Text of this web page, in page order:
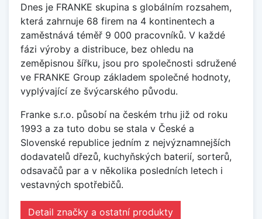
Dnes je FRANKE skupina s globálním rozsahem,
která zahrnuje 68 firem na 4 kontinentech a
zaměstnává téměř 9 000 pracovníků. V každé
fázi výroby a distribuce, bez ohledu na
zeměpisnou šířku, jsou pro společnosti sdružené
ve FRANKE Group základem společné hodnoty,
vyplývající ze švýcarského původu.
Franke s.r.o. působí na českém trhu již od roku
1993 a za tuto dobu se stala v České a
Slovenské republice jedním z nejvýznamnejších
dodavatelů dřezů, kuchyňských baterií, sorterů,
odsavačů par a v několika posledních letech i
vestavných spotřebičů.
Detail značky a ostatní produkty